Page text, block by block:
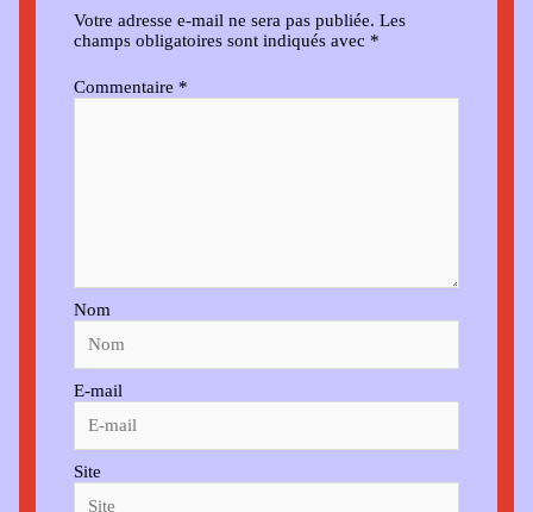
Votre adresse e-mail ne sera pas publiée. Les
champs obligatoires sont indiqués avec *
Commentaire *
Nom
E-mail
Site